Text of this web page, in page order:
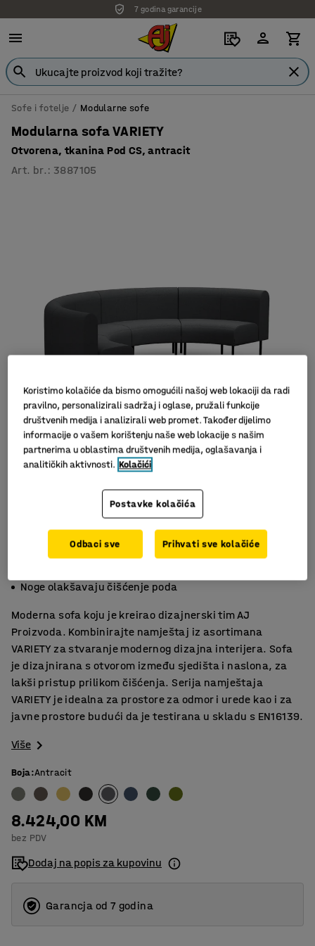
7 godina garancije
Sofe i fotelje Modularne sofe
Modularna sofa VARIETY
Otvorena, tkanina Pod CS, antracit
Art. br. : 3887105
Privlačan dizajn velike udobnosti
Noge olakšavaju čišćenje poda
Moderna sofa koju je kreirao dizajnerski tim AJ
Proizvoda. Kombinirajte namještaj iz asortimana
VARIETY za stvaranje modernog dizajna interijera. Sofa
je dizajnirana s otvorom između sjedišta i naslona, za
lakši pristup prilikom čišćenja. Serija namještaja
VARIETY je idealna za prostore za odmor i urede kao i za
javne prostore budući da je testirana u skladu s EN16139.
Više
Boja:Antracit
8.424,00 KM
bez PDV
Dodaj na popis za kupovinu
Garancja od 7 godina
Koristimo kolačiće da bismo omogućili našoj web lokaciji da radi
pravilno, personalizirali sadržaj i oglase, pružali funkcije
društvenih medija i analizirali web promet. Također dijelimo
informacije o vašem korištenju naše web lokacije s našim
partnerima u oblastima društvenih medija, oglašavanja i
analitičkih aktivnosti. Kolačići
Postavke kolačića
Odbaci sve Prihvati sve kolačiće